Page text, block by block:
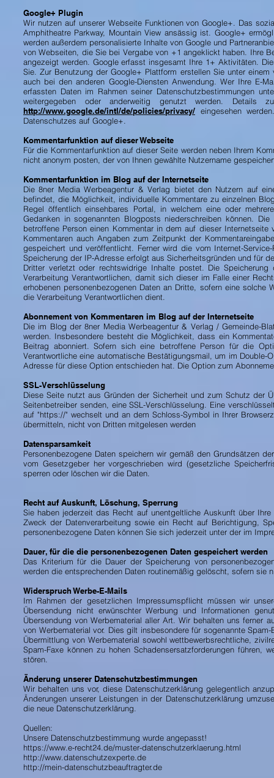
Google+ Plugin
Wir nutzen auf unserer Webseite Funktionen von Google+. Das
Amphitheatre Parkway, Mountain View ansässig ist. Google+
werden außerdem personalisierte Inhalte von Google und
von Webseiten, die Sie bei Vergabe von +1 angeklickt haben. Ihre
angezeigt werden. Google erfasst insgesamt Ihre 1+ Aktivitäten.
Sie. Zur Benutzung der Google+ Plattform erstellen Sie unter
auch bei den anderen Google-Diensten Anwendung. Wer Ihre E-
erfassten Daten im Rahmen seiner Datenschutzbestimmungen
weitergegeben oder anderweitig genutzt werden. Details
http://www.google.de/intl/de/policies/privacy/ eingesehen
Datenschutzes auf Google+.
​Kommentarfunktion auf dieser Webseite
Für die Kommentarfunktion auf dieser Seite werden neben Ihrem
nicht anonym posten, der von Ihnen gewählte Nutzername
Kommentarfunktion im Blog auf der Internetseite
Die 8ner Media Werbeagentur & Verlag bietet den Nutzern auf
befindet, die Möglichkeit, individuelle Kommentare zu einzelnen
Regel öffentlich einsehbares Portal, in welchem eine oder
Gedanken in sogenannten Blogposts niederschreiben können.
betroffene Person einen Kommentar in dem auf dieser
Kommentaren auch Angaben zum Zeitpunkt der
gespeichert und veröffentlicht. Ferner wird die vom Internet-
Speicherung der IP-Adresse erfolgt aus Sicherheitsgründen und für
Dritter verletzt oder rechtswidrige Inhalte postet. Die
Verarbeitung Verantwortlichen, damit sich dieser im Falle einer
erhobenen personenbezogenen Daten an Dritte, sofern eine
die Verarbeitung Verantwortlichen dient.
Abonnement von Kommentaren im Blog auf der Internetseite
Die im Blog der 8ner Media Werbeagentur & Verlag / Gemeinde-
werden. Insbesondere besteht die Möglichkeit, dass ein
Beitrag abonniert. Sofern sich eine betroffene Person für die
Verantwortliche eine automatische Bestätigungsmail, um im
Adresse für diese Option entschieden hat. Die Option zum
SSL-Verschlüsselung
Diese Seite nutzt aus Gründen der Sicherheit und zum Schutz der
Seitenbetreiber senden, eine SSL-Verschlüsselung. Eine
auf "https://" wechselt und an dem Schloss-Symbol in Ihrer
übermitteln, nicht von Dritten mitgelesen werden
Datensparsamkeit
Personenbezogene Daten speichern wir gemäß den Grundsätzen
vom Gesetzgeber her vorgeschrieben wird (gesetzliche
sperren oder löschen wir die Daten.
Recht auf Auskunft, Löschung, Sperrung
Sie haben jederzeit das Recht auf unentgeltliche Auskunft über
Zweck der Datenverarbeitung sowie ein Recht auf Berichtigung,
personenbezogene Daten können Sie sich jederzeit unter der im
Dauer, für die die personenbezogenen Daten gespeichert werden
Das Kriterium für die Dauer der Speicherung von
werden die entsprechenden Daten routinemäßig gelöscht, sofern sie
Widerspruch Werbe-E-Mails
Im Rahmen der gesetzlichen Impressumspflicht müssen wir
Übersendung nicht erwünschter Werbung und Informationen
Übersendung von Werbematerial aller Art. Wir behalten uns ferner
von Werbematerial vor. Dies gilt insbesondere für sogenannte
Übermittlung von Werbematerial sowohl wettbewerbsrechtliche,
Spam-Faxe können zu hohen Schadensersatzforderungen führen,
stören.
Änderung unserer Datenschutzbestimmungen
Wir behalten uns vor, diese Datenschutzerklärung gelegentlich
Änderungen unserer Leistungen in der Datenschutzerklärung
die neue Datenschutzerklärung.
Quellen:
Unsere Datenschutzbestimmung wurde angepasst!
https://www.e-recht24.de/muster-datenschutzerklaerung.html
http://www.datenschutzexperte.de
http://mein-datenschutzbeauftragter.de